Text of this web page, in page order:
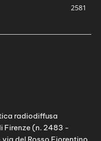
2581
radiodiffusa
Firenze (n. 2483 -